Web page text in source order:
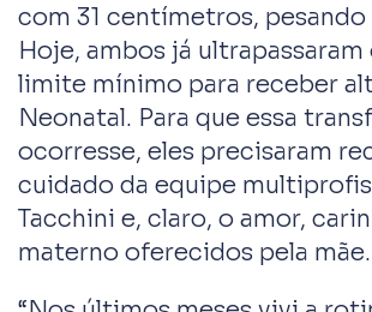
com 31 centímetros,
Hoje, ambos já ultrapassaram
limite mínimo para receber
Neonatal. Para que essa
ocorresse, eles precisaram
cuidado da equipe
Tacchini e, claro, o amor,
materno oferecidos pela mãe.